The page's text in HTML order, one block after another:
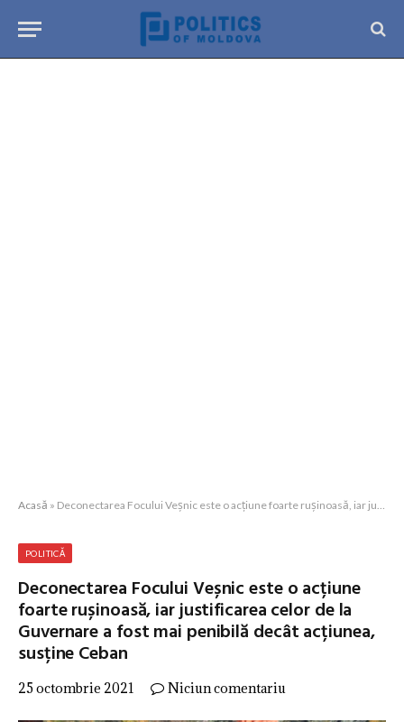
Acasă » Deconectarea Focului Veșnic este o acțiune foarte rușinoasă, iar justificarea celor de la Guvernare a fost mai penibilă decât acțiunea, susține Ceban
POLITICĂ
Deconectarea Focului Veșnic este o acțiune
foarte rușinoasă, iar justificarea celor de la
Guvernare a fost mai penibilă decât acțiunea,
susține Ceban
25 octombrie 2021 Niciun comentariu